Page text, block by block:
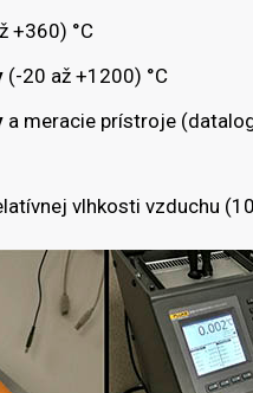
+360) °C
(-20 až +1200) °C
a meracie prístroje
vlhkosti vzduchu